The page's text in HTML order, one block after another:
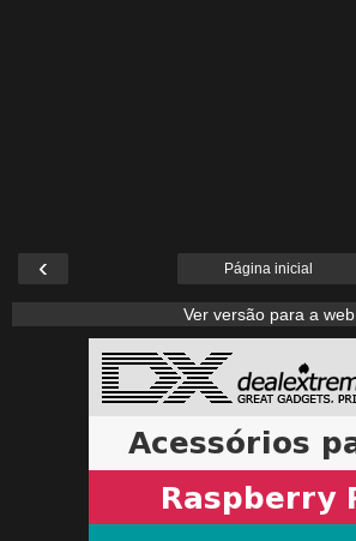
‹ Página inicial
Ver versão para a web